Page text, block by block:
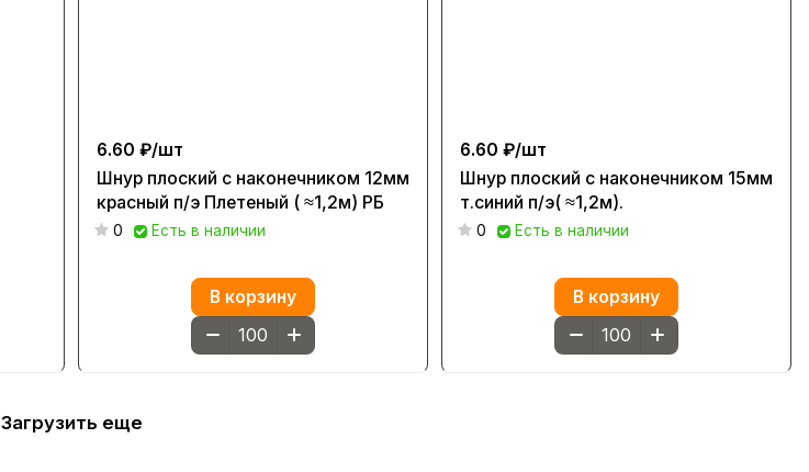
6.60 ₽/шт
Шнур плоский с наконечником 12мм
красный п/э Плетеный ( ≈1,2м) РБ
0 Есть в наличии
В корзину
6.60 ₽/шт
Шнур плоский с наконечником 15мм
т.синий п/э( ≈1,2м).
0 Есть в наличии
В корзину
Загрузить еще